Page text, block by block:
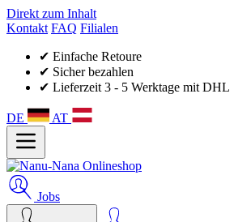
Direkt zum Inhalt
Kontakt FAQ Filialen
✔ Einfache Retoure
✔ Sicher bezahlen
✔ Lieferzeit 3 - 5 Werktage mit DHL
DE AT
Jobs